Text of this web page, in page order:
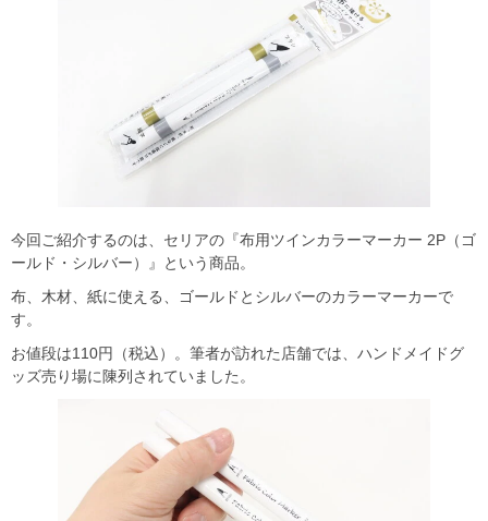
今回ご紹介するのは、セリアの『布用ツインカラーマーカー 2P（ゴ
ールド・シルバー）』という商品。
布、木材、紙に使える、ゴールドとシルバーのカラーマーカーで
す。
お値段は110円（税込）。筆者が訪れた店舗では、ハンドメイドグ
ッズ売り場に陳列されていました。